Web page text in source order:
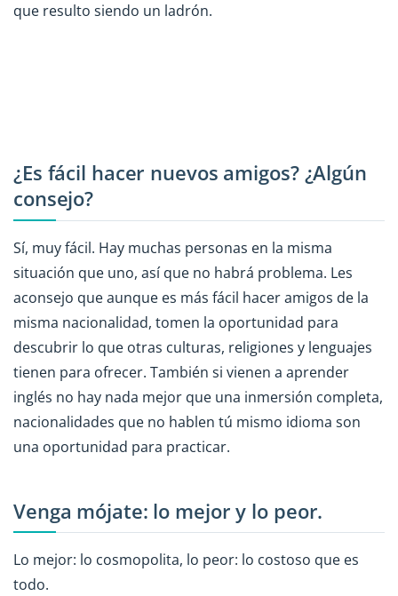
que resulto siendo un ladrón.
¿Es fácil hacer nuevos amigos? ¿Algún
consejo?
Sí, muy fácil. Hay muchas personas en la misma
situación que uno, así que no habrá problema. Les
aconsejo que aunque es más fácil hacer amigos de la
misma nacionalidad, tomen la oportunidad para
descubrir lo que otras culturas, religiones y lenguajes
tienen para ofrecer. También si vienen a aprender
inglés no hay nada mejor que una inmersión completa,
nacionalidades que no hablen tú mismo idioma son
una oportunidad para practicar.
Venga mójate: lo mejor y lo peor.
Lo mejor: lo cosmopolita, lo peor: lo costoso que es
todo.